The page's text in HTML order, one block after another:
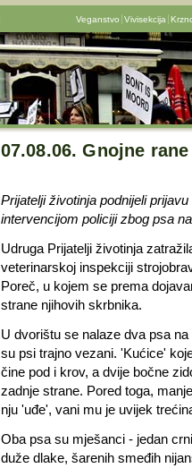
Veganstvo Vivisekcija
07.08.06. Gnojne
Prijatelji životinja podnijeli
intervencijom policiji zbog psa
Udruga Prijatelji životinja
veterinarskoj inspekciji
Poreč, u kojem se prema
strane njihovih skrbnika.
U dvorištu se nalaze dva psa
su psi trajno vezani. 'Kućice'
čine pod i krov, a dvije bočne
zadnje strane. Pored toga,
nju 'uđe', vani mu je uvijek
Oba psa su mješanci - jedan
duže dlake, šarenih smeđih